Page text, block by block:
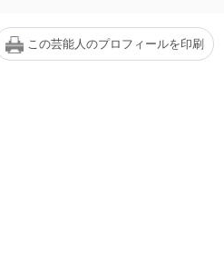
この芸能人のプロフィールを印刷